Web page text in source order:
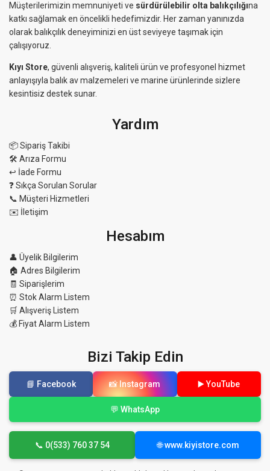
Müşterilerimizin memnuniyeti ve sürdürülebilir olta balıkçılığına
katkı sağlamak en öncelikli hedefimizdir. Her zaman yanınızda
olarak balıkçılık deneyiminizi en üst seviyeye taşımak için
çalışıyoruz.
Kıyı Store, güvenli alışveriş, kaliteli ürün ve profesyonel hizmet
anlayışıyla balık av malzemeleri ve marine ürünlerinde sizlere
kesintisiz destek sunar.
Yardım
📦 Sipariş Takibi
🛠 Arıza Formu
↩️ İade Formu
❓ Sıkça Sorulan Sorular
📞 Müşteri Hizmetleri
✉️ İletişim
Hesabım
👤 Üyelik Bilgilerim
🏠 Adres Bilgilerim
🧾 Siparişlerim
⏰ Stok Alarm Listem
🛒 Alışveriş Listem
💰 Fiyat Alarm Listem
Bizi Takip Edin
📘 Facebook 📸 Instagram ▶️ YouTube
💬 WhatsApp
📞 0(533) 760 37 54 🌐 www.kiyistore.com